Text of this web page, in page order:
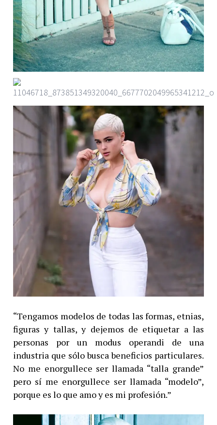
“Tengamos modelos de todas las formas, etnias,
figuras y tallas, y dejemos de etiquetar a las
personas por un modus operandi de una
industria que sólo busca beneficios particulares.
No me enorgullece ser llamada “talla grande”
pero sí me enorgullece ser llamada “modelo”,
porque es lo que amo y es mi profesión.”